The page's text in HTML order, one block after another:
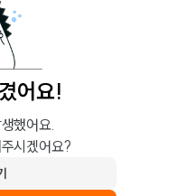
어요!
했어요.
시겠어요?